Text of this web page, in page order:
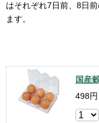
はそれぞれ7日前、8日
国産
498円